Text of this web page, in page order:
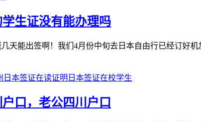
生证没有能办理吗
天能出签啊！我们4月份中旬去日本自由行已经订好
日本签证在读证明 日本签证在校学生
口，老公四川户口